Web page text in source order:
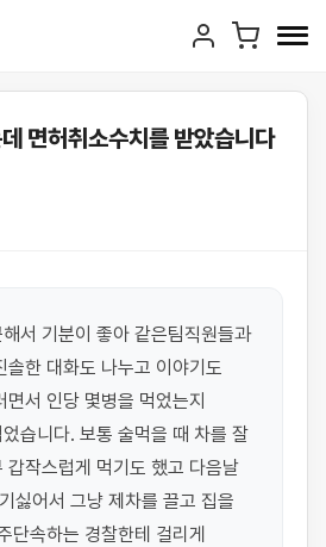
면허취소수치를 받았습니다
서 기분이 좋아 같은팀직원들과
솔한 대화도 나누고 이야기도
서 인당 몇병을 먹었는지
습니다. 보통 술먹을 때 차를 잘
갑작스럽게 먹기도 했고 다음날
싫어서 그냥 제차를 끌고 집을
단속하는 경찰한테 걸리게